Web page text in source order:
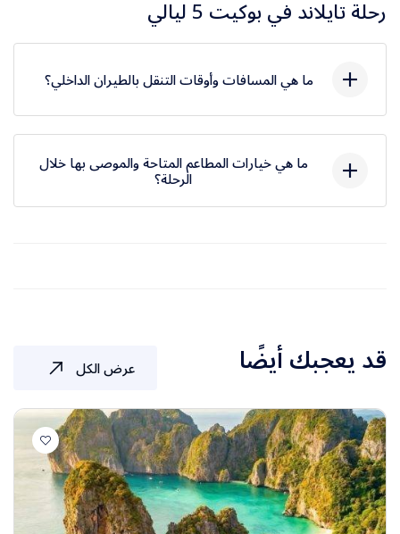
والمنزلقات المناسبة للكبار والصغار, والمبيت فى بوكيت.
رحلة تايلاند في بوكيت 5 ليالي
ما هي المسافات وأوقات التنقل بالطيران الداخلي؟
ما هي خيارات المطاعم المتاحة والموصى بها خلال
الرحلة؟
أوسطية، والهندية، والتايلاندية الحلال. مطعم
Casablanca (4.3): يقدم مأكولات هندية وعربية حلال
Restaurant Phuket (4.1): يشتهر بتقديم الأطباق
العربية والخليجية التقليدية الحلال لتلائم الأذواق
العربية. مطعم Anis's Restaurant (4.4): يقدم
وجبات تايلاندية وهندية بنكهات مميزة وخيارات حلال
كاملة. بانكوك (في حال المرور بها أو الترانزيت): مطعم
قد يعجبك أيضًا عرض الكل